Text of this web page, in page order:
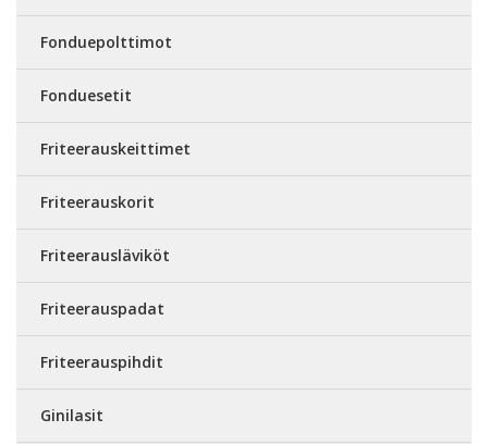
Fonduepolttimot
Fonduesetit
Friteerauskeittimet
Friteerauskorit
Friteerausläviköt
Friteerauspadat
Friteerauspihdit
Ginilasit